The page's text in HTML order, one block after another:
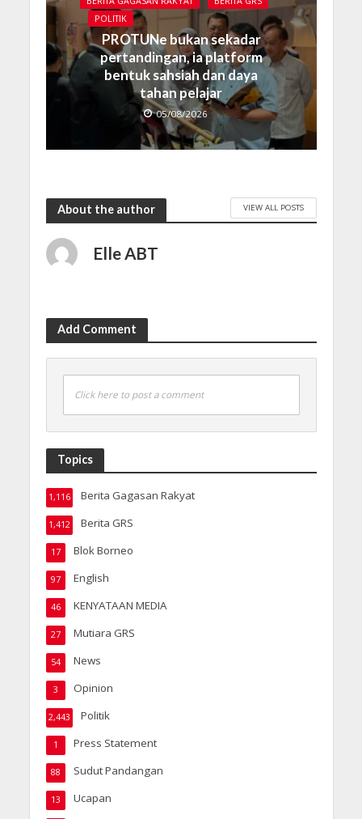
POLITIK
PROTUNe bukan sekadar
pertandingan, ia platform
bentuk sahsiah dan daya
tahan pelajar
05/08/2026
About the author VIEW ALL POSTS
Elle ABT
Add Comment
Click here to post a comment
Topics
Berita Gagasan Rakyat
1,116
Berita GRS
1,412
Blok Borneo
17
English
97
KENYATAAN MEDIA
46
Mutiara GRS
27
News
54
Opinion
3
Politik
2,443
Press Statement
1
Sudut Pandangan
88
Ucapan
13